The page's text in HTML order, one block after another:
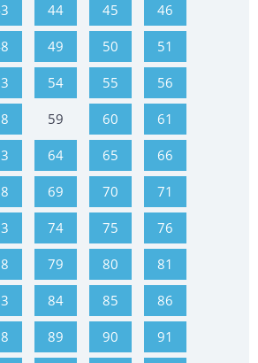
44 45 46
49 50 51
54 55 56
59 60 61
64 65 66
69 70 71
74 75 76
79 80 81
84 85 86
89 90 91